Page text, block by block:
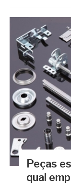
Peças
qual